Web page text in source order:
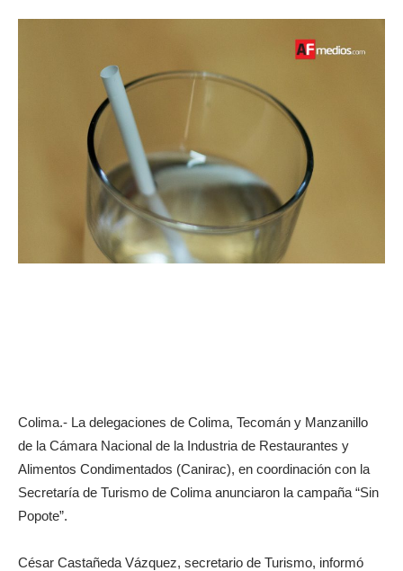
Colima.- La delegaciones de Colima, Tecomán y Manzanillo
de la Cámara Nacional de la Industria de Restaurantes y
Alimentos Condimentados (Canirac), en coordinación con la
Secretaría de Turismo de Colima anunciaron la campaña “Sin
Popote”.
César Castañeda Vázquez, secretario de Turismo, informó